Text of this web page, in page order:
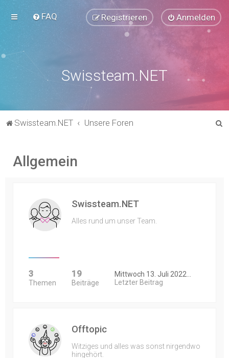
FAQ Anmelden
Registrieren
Swissteam.NET
Swissteam.NET Unsere Foren
Allgemein
Swissteam.NET
Alles rund um unser Team.
3
Themen
19
Beiträge
Mittwoch 13. Juli 2022…
Letzter Beitrag
Offtopic
Witziges und alles was sonst nirgendwo
hingehört.